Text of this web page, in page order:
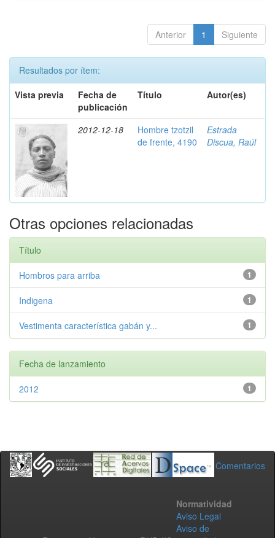
Anterior 1 Siguiente
Resultados por ítem:
Vista previa
Fecha de
publicación
Título Autor(es)
2012-12-18
Hombre tzotzil
de frente, 4190
Estrada
Discua, Raúl
Otras opciones relacionadas
Título
1
Hombros para arriba
1
Indigena
1
Vestimenta característica gabán y...
Fecha de lanzamiento
1
2012
Comentarios
Normatividad
Aviso Legal
Aviso de